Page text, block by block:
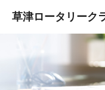
クラブ概要